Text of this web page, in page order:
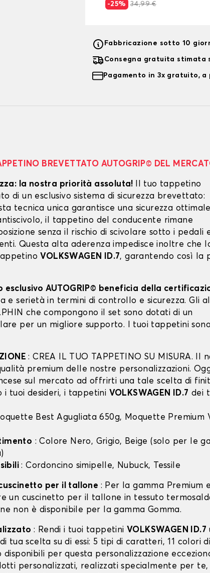
-25% 34,99 €
Fabbricazione sotto 10
Consegna gratuita stimata
Pagamento in 3x gratuito,
BREVETTATO AUTOGRIP© DEL
la nostra priorità assoluta! Il tuo tappetino
di un esclusivo sistema di sicurezza brevettato:
tecnica unica garantisce una sicurezza
il tappetino del conducente rimane
senza il rischio di scivolare sotto i pedali
Questa alta aderenza impedisce inoltre che
VOLKSWAGEN ID.7, garantendo così la
esclusivo AUTOGRIP© beneficia della
e serietà in termini di controllo e sicurezza. Gli
che compongono il set sono dotati di un
per un migliore supporto. I tuoi tappetini sono
: CREA IL TUO TAPPETINO SU MISURA. Il
premium delle nostre personalizzazioni.
sul mercato ad offrirti una tale scelta di
i tuoi desideri, i tappetini VOLKSWAGEN ID.7 dei
Best Agugliata 650g, Moquette Premium
: Colore Nero, Grigio, Beige (solo per le
: Cordoncino simipelle, Nubuck, Tessile
per il tallone : Per la gamma Premium
un cuscinetto per il tallone in tessuto
non è disponibile per la gamma Gomma.
: Rendi i tuoi tappetini VOLKSWAGEN ID.7
tua scelta su di essi: 5 tipi di caratteri, 11 colori
per questa personalizzazione
personalizzati, realizzati specialmente per te,